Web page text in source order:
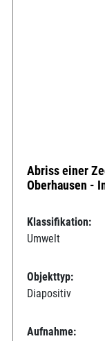
Abriss einer
Oberhausen -
Klassifikation:
Umwelt
Objekttyp:
Diapositiv
Aufnahme: